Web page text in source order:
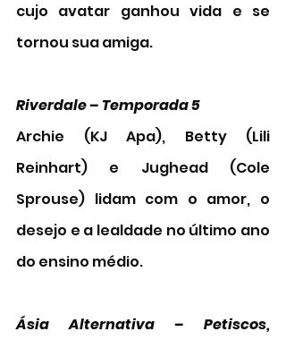
cujo avatar ganhou vida e se
tornou sua amiga.
Riverdale – Temporada 5
Archie (KJ Apa), Betty (Lili
Reinhart) e Jughead (Cole
Sprouse) lidam com o amor, o
desejo e a lealdade no último ano
do ensino médio.
Ásia Alternativa – Petiscos,